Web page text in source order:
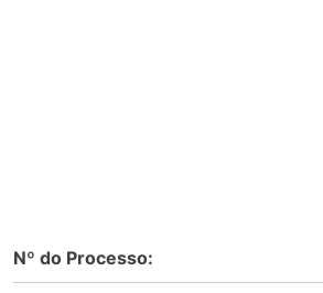
Nº do Processo: